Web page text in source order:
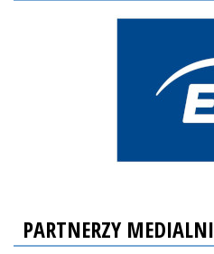
PARTNERZY MEDIALNI